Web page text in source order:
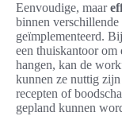
Eenvoudige, maar
binnen
geïmplementeerd.
een thuiskantoor om
hangen, kan de
kunnen ze nuttig
recepten of
gepland kunnen